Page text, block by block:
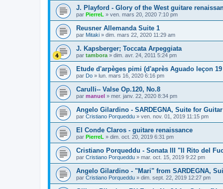
J. Playford - Glory of the West guitare
par PierreL » ven. mars 20, 2020 7:10 pm
Reusner Allemanda Suite 1
par Mitaki » dim. mars 22, 2020 11:29 am
J. Kapsberger; Toccata Arpeggiata
par tambora » dim. avr. 24, 2011 5:24 pm
Etude d'arpèges pimi (d'après Aguado leçon
par Do » lun. mars 16, 2020 6:16 pm
Carulli-- Valse Op.120, No.8
par manuel » mer. janv. 22, 2020 8:34 pm
Angelo Gilardino - SARDEGNA, Suite for Guitar
par Cristiano Porqueddu » ven. nov. 01, 2019 11:15 pm
El Conde Claros - guitare renaissance
par PierreL » dim. oct. 20, 2019 6:31 pm
Cristiano Porqueddu - Sonata III "Il Rito del
par Cristiano Porqueddu » mar. oct. 15, 2019 9:22 pm
Angelo Gilardino - "Mari" from SARDEGNA,
par Cristiano Porqueddu » dim. sept. 22, 2019 12:27 pm